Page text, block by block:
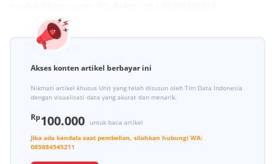
Akses konten artikel berbayar ini
Nikmati artikel khusus Unit yang telah disusun oleh Tim Data Indonesia
dengan visualisasi data yang akurat dan menarik.
Rp100.000
untuk baca artikel
Jika ada kendala saat pembelian, silahkan hubungi WA:
085884545211